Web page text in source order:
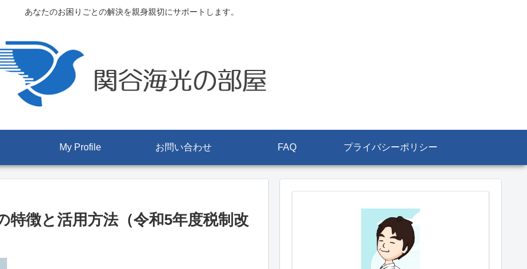
あなたのお困りごとの解決を親身親切にサポートします。
My Profile お問い合わせ FAQ プライバシーポリシー
特徴と活用方法（令和5年度税制改